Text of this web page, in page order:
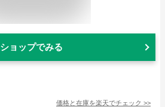
ショップでみる
価格と在庫を楽天でチェック >>